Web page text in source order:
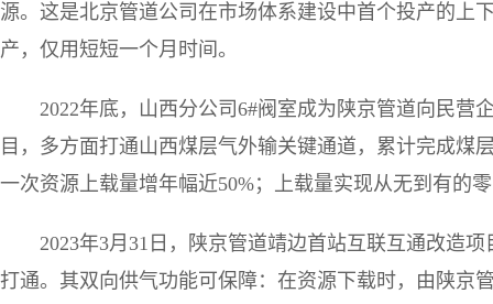
源。这是北京管道公司在市场体系建设中首个投产的上
产，仅用短短一个月时间。
2022年底，山西分公司6#阀室成为陕京管道向民营
目，多方面打通山西煤层气外输关键通道，累计完成煤
一次资源上载量增年幅近50%；上载量实现从无到有的
2023年3月31日，陕京管道靖边首站互联互通改造
打通。其双向供气功能可保障：在资源下载时，由陕京